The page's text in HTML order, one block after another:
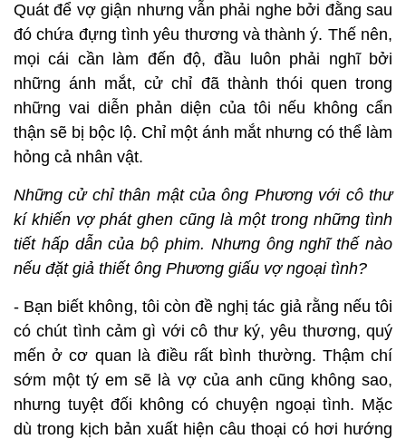
Quát để vợ giận nhưng vẫn phải nghe bởi đằng sau
đó chứa đựng tình yêu thương và thành ý. Thế nên,
mọi cái cần làm đến độ, đầu luôn phải nghĩ bởi
những ánh mắt, cử chỉ đã thành thói quen trong
những vai diễn phản diện của tôi nếu không cẩn
thận sẽ bị bộc lộ. Chỉ một ánh mắt nhưng có thể làm
hỏng cả nhân vật.
Những cử chỉ thân mật của ông Phương với cô thư
kí khiến vợ phát ghen cũng là một trong những tình
tiết hấp dẫn của bộ phim. Nhưng ông nghĩ thế nào
nếu đặt giả thiết ông Phương giấu vợ ngoại tình?
- Bạn biết không, tôi còn đề nghị tác giả rằng nếu tôi
có chút tình cảm gì với cô thư ký, yêu thương, quý
mến ở cơ quan là điều rất bình thường. Thậm chí
sớm một tý em sẽ là vợ của anh cũng không sao,
nhưng tuyệt đối không có chuyện ngoại tình. Mặc
dù trong kịch bản xuất hiện câu thoại có hơi hướng